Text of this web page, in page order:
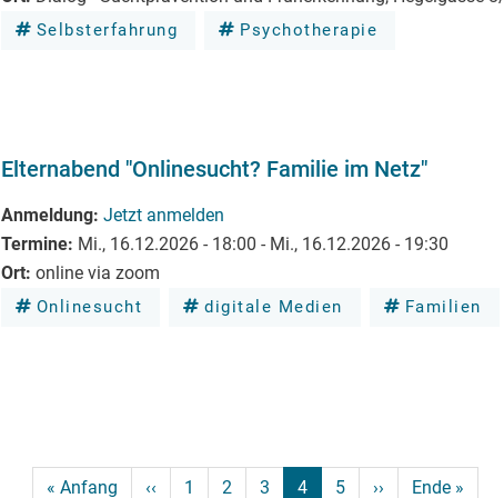
Selbsterfahrung Psychotherapie
Elternabend "Onlinesucht? Familie im Netz"
Anmeldung Jetzt anmelden
Termine Mi., 16.12.2026 - 18:00 - Mi., 16.12.2026 - 19:30
Ort online via zoom
Onlinesucht digitale Medien Familien
« Anfang Erste Seite
‹‹ Vorherige Seite
1 2 3 4 5 ›› Nächste Seite
Ende »